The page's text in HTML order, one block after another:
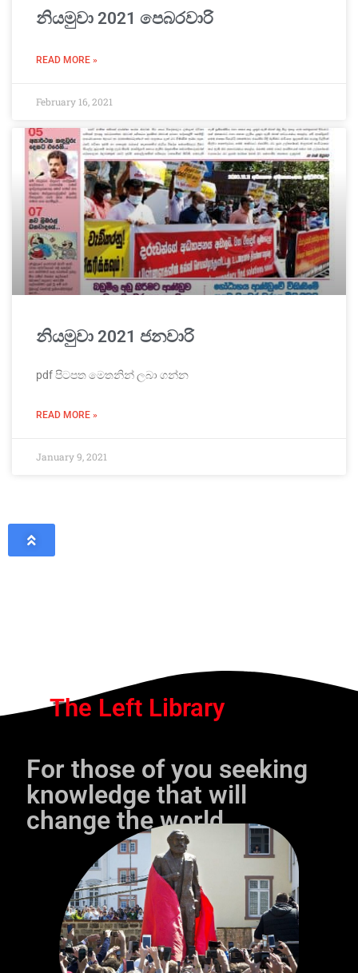
නියමුවා 2021 පෙබරවාරි
READ MORE »
February 16, 2021
නියමුවා 2021 ජනවාරි
pdf පිටපත මෙතනින් ලබා ගන්න
READ MORE »
January 9, 2021
The Left Library
For those of you seeking
knowledge that will
change the world